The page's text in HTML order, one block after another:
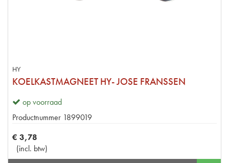
HY
KOELKASTMAGNEET HY- JOSE FRANSSEN
op voorraad
Productnummer 1899019
€ 3,78
(incl. btw)